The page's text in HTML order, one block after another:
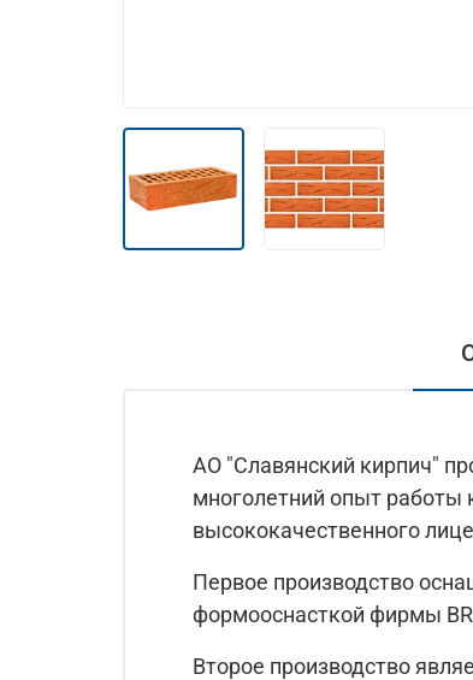
АО "Славянский кирпич"
многолетний опыт работы
высококачественного
Первое производство
формооснасткой фирмы
Второе производство